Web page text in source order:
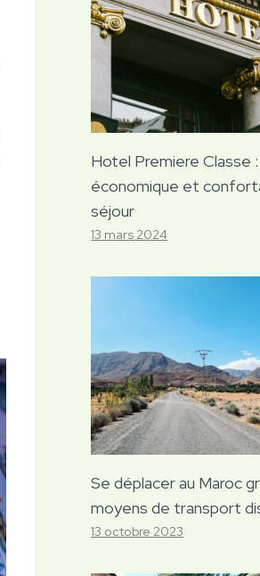
Hotel Premiere Classe
économique et
séjour
13 mars 2024
Se déplacer au Maroc
moyens de transport
13 octobre 2023